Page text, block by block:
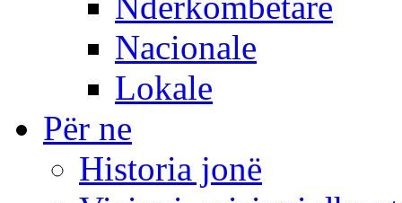
Nacionale
Lokale
Për ne
Historia jonë